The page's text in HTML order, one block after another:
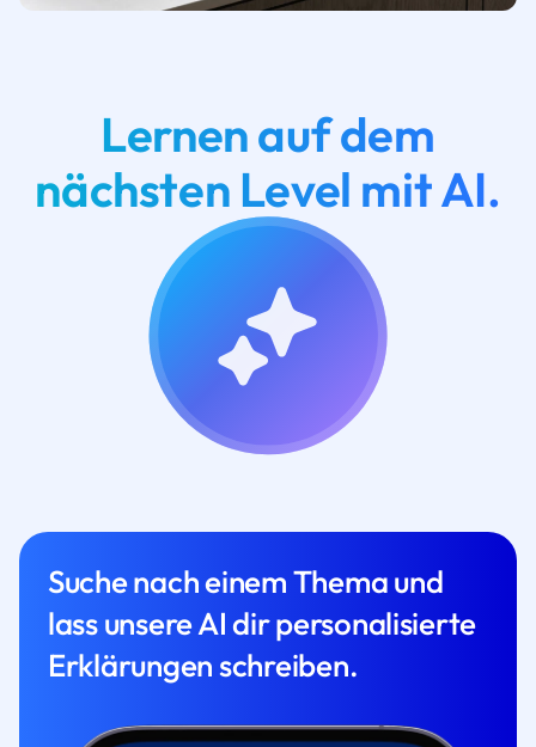
Lernen auf dem
nächsten Level mit AI.
Suche nach einem Thema und
lass unsere AI dir personalisierte
Erklärungen schreiben.